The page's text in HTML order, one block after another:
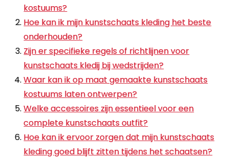
kostuums?
Hoe kan ik mijn kunstschaats kleding het beste
onderhouden?
Zijn er specifieke regels of richtlijnen voor
kunstschaats kledij bij wedstrijden?
Waar kan ik op maat gemaakte kunstschaats
kostuums laten ontwerpen?
Welke accessoires zijn essentieel voor een
complete kunstschaats outfit?
Hoe kan ik ervoor zorgen dat mijn kunstschaats
kleding goed blijft zitten tijdens het schaatsen?